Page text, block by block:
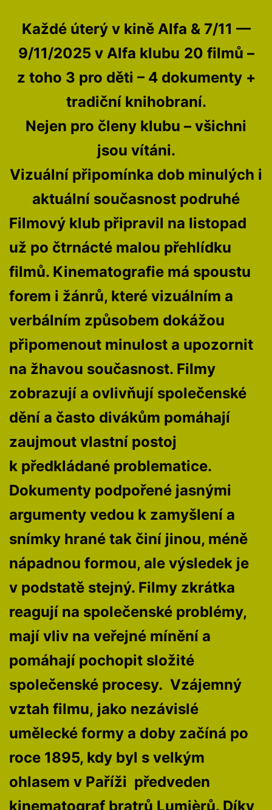
Každé úterý v kině Alfa & 7/11 —
9/11/2025 v Alfa klubu 20 filmů –
z toho 3 pro děti – 4 dokumenty +
tradiční knihobraní.
Nejen pro členy klubu – všichni
jsou vítáni.
Vizuální připomínka dob minulých i
aktuální současnost podruhé
Filmový klub připravil na listopad
už po čtrnácté malou přehlídku
filmů. Kinematografie má spoustu
forem i žánrů, které vizuálním a
verbálním způsobem dokážou
připomenout minulost a upozornit
na žhavou současnost. Filmy
zobrazují a ovlivňují společenské
dění a často divákům pomáhají
zaujmout vlastní postoj
k předkládané problematice.
Dokumenty podpořené jasnými
argumenty vedou k zamyšlení a
snímky hrané tak činí jinou, méně
nápadnou formou, ale výsledek je
v podstatě stejný. Filmy zkrátka
reagují na společenské problémy,
mají vliv na veřejné mínění a
pomáhají pochopit složité
společenské procesy. Vzájemný
vztah filmu, jako nezávislé
umělecké formy a doby začíná po
roce 1895, kdy byl s velkým
ohlasem v Paříži předveden
kinematograf bratrů Lumièrů. Díky